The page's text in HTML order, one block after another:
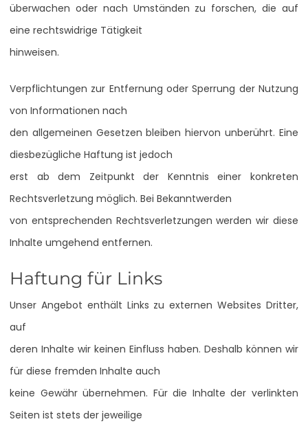
überwachen oder nach Umständen zu forschen, die auf
eine rechtswidrige Tätigkeit
hinweisen.
Verpflichtungen zur Entfernung oder Sperrung der Nutzung
von Informationen nach
den allgemeinen Gesetzen bleiben hiervon unberührt. Eine
diesbezügliche Haftung ist jedoch
erst ab dem Zeitpunkt der Kenntnis einer konkreten
Rechtsverletzung möglich. Bei Bekanntwerden
von entsprechenden Rechtsverletzungen werden wir diese
Inhalte umgehend entfernen.
Haftung für Links
Unser Angebot enthält Links zu externen Websites Dritter,
auf
deren Inhalte wir keinen Einfluss haben. Deshalb können wir
für diese fremden Inhalte auch
keine Gewähr übernehmen. Für die Inhalte der verlinkten
Seiten ist stets der jeweilige